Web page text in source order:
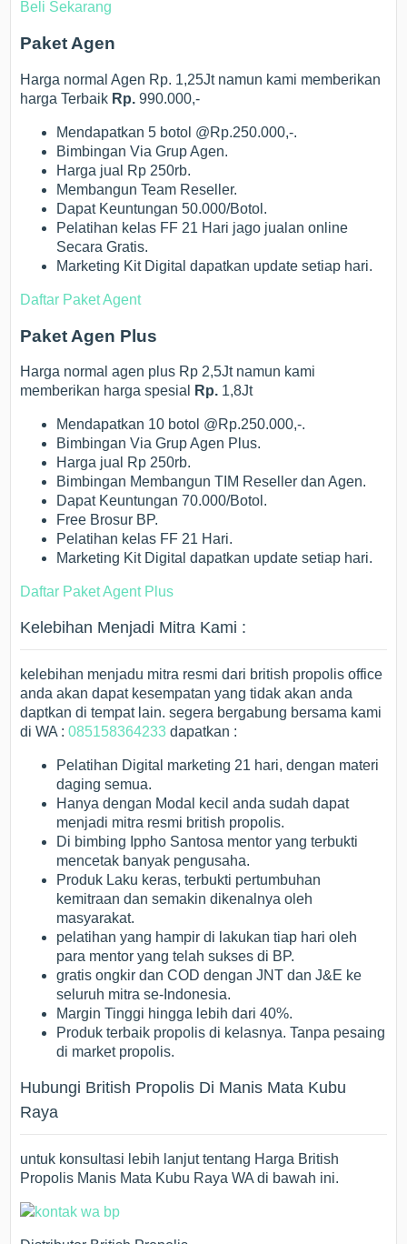
Beli Sekarang
Paket Agen
Harga normal Agen Rp. 1,25Jt namun kami memberikan
harga Terbaik Rp. 990.000,-
Mendapatkan 5 botol @Rp.250.000,-.
Bimbingan Via Grup Agen.
Harga jual Rp 250rb.
Membangun Team Reseller.
Dapat Keuntungan 50.000/Botol.
Pelatihan kelas FF 21 Hari jago jualan online
Secara Gratis.
Marketing Kit Digital dapatkan update setiap hari.
Daftar Paket Agent
Paket Agen Plus
Harga normal agen plus Rp 2,5Jt namun kami
memberikan harga spesial
Rp. 1,8Jt
Mendapatkan 10 botol @Rp.250.000,-.
Bimbingan Via Grup Agen Plus.
Harga jual Rp 250rb.
Bimbingan Membangun TIM Reseller dan Agen.
Dapat Keuntungan 70.000/Botol.
Free Brosur BP.
Pelatihan kelas FF 21 Hari.
Marketing Kit Digital dapatkan update setiap hari.
Daftar Paket Agent Plus
Kelebihan Menjadi Mitra Kami :
kelebihan menjadu mitra resmi dari british propolis office
anda akan dapat kesempatan yang tidak akan anda
daptkan di tempat lain. segera bergabung bersama kami
di WA :085158364233 dapatkan :
Pelatihan Digital marketing 21 hari, dengan materi
daging semua.
Hanya dengan Modal kecil anda sudah dapat
menjadi mitra resmi british propolis.
Di bimbing Ippho Santosa mentor yang terbukti
mencetak banyak pengusaha.
Produk Laku keras, terbukti pertumbuhan
kemitraan dan semakin dikenalnya oleh
masyarakat.
pelatihan yang hampir di lakukan tiap hari oleh
para mentor yang telah sukses di BP.
gratis ongkir dan COD dengan JNT dan J&E ke
seluruh mitra se-Indonesia.
Margin Tinggi hingga lebih dari 40%.
Produk terbaik propolis di kelasnya. Tanpa pesaing
di market propolis.
Hubungi British Propolis Di Manis Mata Kubu
Raya
untuk konsultasi lebih lanjut tentang Harga British
Propolis Manis Mata Kubu Raya WA di bawah ini.